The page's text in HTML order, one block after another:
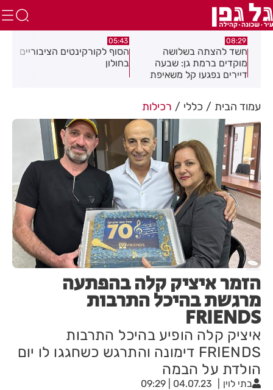
08:29
חשד להצתה בשלושה
מוקדים ברמת גן: שבעה
דיירים נפגעו קל משאיפת
05:43
הסוף לקורקינטים הציבוריים
בחולון
עמוד הבית כללי רכילות
הזמר איציק קלה בהפתעה
מרגשת בהיכל התרבות
FRIENDS
איציק קלה הופיע בהיכל התרבות
FRIENDS דימונה והתרגש כשחגגו לו יום
הולדת על הבמה
בתי לוין 04.07.23 | 09:29